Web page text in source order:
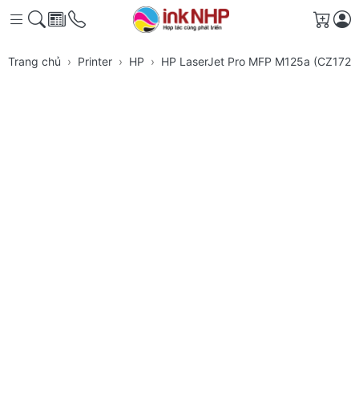
Giỏ
Trang chủ Printer HP HP LaserJet Pro MFP M125a